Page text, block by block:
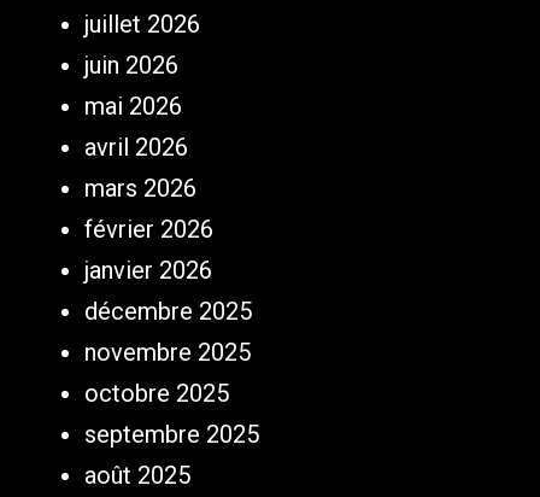
juillet 2026
juin 2026
mai 2026
avril 2026
mars 2026
février 2026
janvier 2026
décembre 2025
novembre 2025
octobre 2025
septembre 2025
août 2025